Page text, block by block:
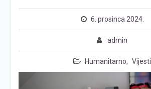
6. prosinca 2024.
admin
Humanitarno, Vijesti